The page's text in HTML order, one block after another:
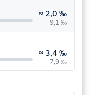
≈ 2,0 ‰
9,1 ‰
≈ 3,4 ‰
7,9 ‰